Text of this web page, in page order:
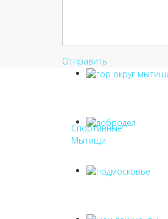
Отправить
Спортивные
Мытищи